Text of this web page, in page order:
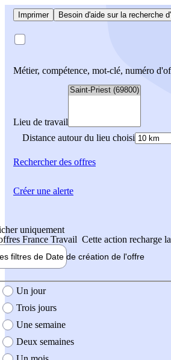
Imprimer Besoin d'aide sur la recherche
Métier, compétence, mot-clé, numéro
Lieu de travail
Distance autour du lieu choisi
Rechercherdes offres
uniquement
France Travail Cette action recharge
filtres de Date de création de l'offre
création de l'offre
Un jour
Trois jours
Une semaine
Deux semaines
Créer une alerte